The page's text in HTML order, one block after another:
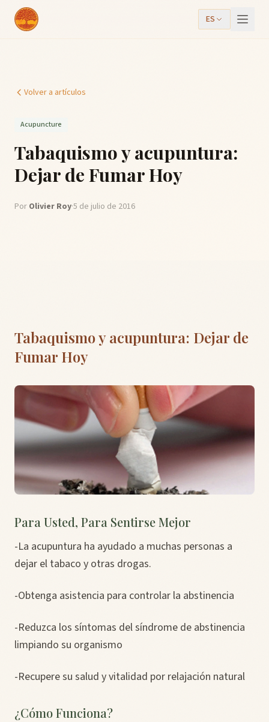
ES
Volver a artículos
Acupuncture
Tabaquismo y acupuntura:
Dejar de Fumar Hoy
Por Olivier Roy·5 de julio de 2016
Tabaquismo y acupuntura: Dejar de
Fumar Hoy
Para Usted, Para Sentirse Mejor
-La acupuntura ha ayudado a muchas personas a
dejar el tabaco y otras drogas.
-Obtenga asistencia para controlar la abstinencia
-Reduzca los síntomas del síndrome de abstinencia
limpiando su organismo
-Recupere su salud y vitalidad por relajación natural
¿Cómo Funciona?